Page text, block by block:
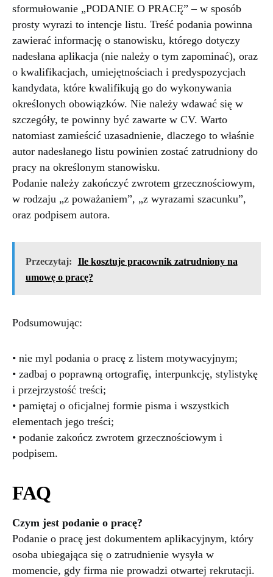
sformułowanie „PODANIE O PRACĘ” – w sposób
prosty wyrazi to intencje listu. Treść podania powinna
zawierać informację o stanowisku, którego dotyczy
nadesłana aplikacja (nie należy o tym zapominać), oraz
o kwalifikacjach, umiejętnościach i predyspozycjach
kandydata, które kwalifikują go do wykonywania
określonych obowiązków. Nie należy wdawać się w
szczegóły, te powinny być zawarte w CV. Warto
natomiast zamieścić uzasadnienie, dlaczego to właśnie
autor nadesłanego listu powinien zostać zatrudniony do
pracy na określonym stanowisku.
Podanie należy zakończyć zwrotem grzecznościowym,
w rodzaju „z poważaniem”, „z wyrazami szacunku”,
oraz podpisem autora.
Przeczytaj:
Ile kosztuje pracownik zatrudniony na
umowę o pracę?
Podsumowując:
• nie myl podania o pracę z listem motywacyjnym;
• zadbaj o poprawną ortografię, interpunkcję, stylistykę
i przejrzystość treści;
• pamiętaj o oficjalnej formie pisma i wszystkich
elementach jego treści;
• podanie zakończ zwrotem grzecznościowym i
podpisem.
FAQ
Czym jest podanie o pracę?
Podanie o pracę jest dokumentem aplikacyjnym, który
osoba ubiegająca się o zatrudnienie wysyła w
momencie, gdy firma nie prowadzi otwartej rekrutacji.